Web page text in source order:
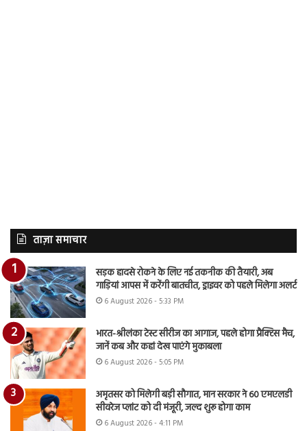
ताज़ा समाचार
सड़क हादसे रोकने के लिए नई तकनीक की तैयारी, अब
गाड़ियां आपस में करेंगी बातचीत, ड्राइवर को पहले मिलेगा अलर्ट
6 August 2026 - 5:33 PM
भारत-श्रीलंका टेस्ट सीरीज का आगाज, पहले होगा प्रैक्टिस मैच,
जानें कब और कहां देख पाएंगे मुकाबला
6 August 2026 - 5:05 PM
अमृतसर को मिलेगी बड़ी सौगात, मान सरकार ने 60 एमएलडी
सीवरेज प्लांट को दी मंजूरी, जल्द शुरू होगा काम
6 August 2026 - 4:11 PM